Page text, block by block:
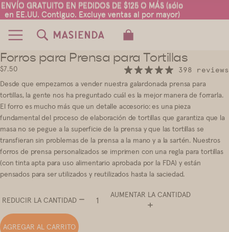
ENVÍO GRATUITO EN PEDIDOS DE $125 O MÁS (sólo
en EE.UU. Contiguo. Excluye ventas al por mayor)
ENVÍO GRATUITO EN PEDIDOS DE $125 O MÁS (sólo
en EE.UU. Contiguo. Excluye ventas al por mayor)
2
Forros para Prensa para Tortillas
$7.50
398 reviews
Desde que empezamos a vender nuestra galardonada prensa para
tortillas, la gente nos ha preguntado cuál es la mejor manera de forrarla.
El forro es mucho más que un detalle accesorio: es una pieza
fundamental del proceso de elaboración de tortillas que garantiza que la
masa no se pegue a la superficie de la prensa y que las tortillas se
transfieran sin problemas de la prensa a la mano y a la sartén. Nuestros
forros de prensa personalizados se imprimen con una regla para tortillas
(con tinta apta para uso alimentario aprobada por la FDA) y están
pensados para ser utilizados y reutilizados hasta la saciedad.
REDUCIR LA CANTIDAD
AUMENTAR LA CANTIDAD
AGREGAR AL CARRITO